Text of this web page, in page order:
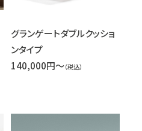
グランゲートダブルクッショ
ンタイプ
140,000円～（税込）